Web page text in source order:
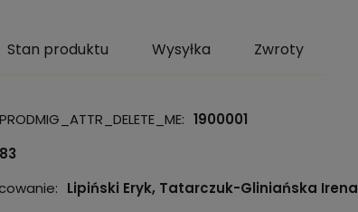
Stan produktu Wysyłka Zwroty
1900001
Lipiński Eryk, Tatarczuk-Gliniańska Irena